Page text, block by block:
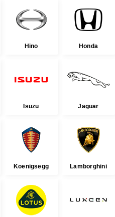
Hino Honda
Isuzu Jaguar
Koenigsegg Lamborghini